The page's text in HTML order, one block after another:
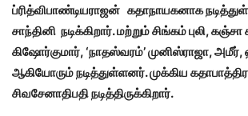
ப்ரித்விபாண்டியராஜன் கதாநாயகனாக
சாந்தினி நடிக்கிறார். மற்றும் சிங்கம் புலி, கஞ்சா
கிஷோர்குமார், ‘நாதஸ்வரம்’ முனிஸ்ராஜா,
ஆகியோரும் நடித்துள்ளனர். முக்கிய
சிவசேனாதிபதி நடித்திருக்கிறார்.